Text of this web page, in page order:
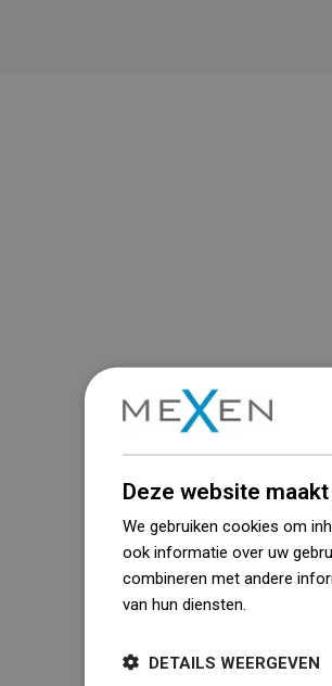
Deze website
We gebruiken cookies om
ook informatie over uw
combineren met andere
van hun diensten.
DETAILS WEERGEVEN